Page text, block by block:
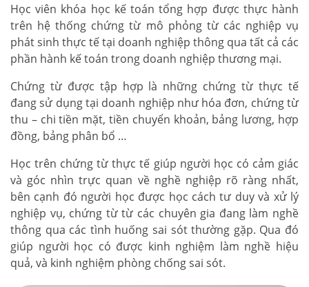
Học viên khóa học kế toán tổng hợp được thực hành
trên hệ thống chứng từ mô phỏng từ các nghiệp vụ
phát sinh thực tế tại doanh nghiệp thông qua tất cả các
phần hành kế toán trong doanh nghiệp thương mại.
Chứng từ được tập hợp là những chứng từ thực tế
đang sử dụng tại doanh nghiệp như hóa đơn, chứng từ
thu – chi tiền mặt, tiền chuyển khoản, bảng lương, hợp
đồng, bảng phân bổ …
Học trên chứng từ thực tế giúp người học có cảm giác
và góc nhìn trực quan về nghề nghiệp rõ ràng nhất,
bên cạnh đó người học được học cách tư duy và xử lý
nghiệp vụ, chứng từ từ các chuyên gia đang làm nghề
thông qua các tình huống sai sót thường gặp. Qua đó
giúp người học có được kinh nghiệm làm nghề hiệu
quả, và kinh nghiệm phòng chống sai sót.